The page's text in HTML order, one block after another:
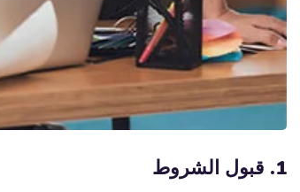
1. قبول الشروط